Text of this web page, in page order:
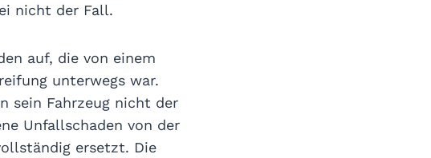
nicht der Fall.
auf, die von einem
unterwegs war.
sein Fahrzeug nicht der
Unfallschaden von der
ersetzt. Die